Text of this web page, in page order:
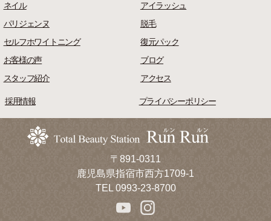
ネイル
アイラッシュ
パリジェンヌ
脱毛
セルフホワイトニング
復元パック
お客様の声
ブログ
スタッフ紹介
アクセス
採用情報 プライバシーポリシー
〒891-0311
鹿児島県指宿市西方1709-1
TEL 0993-23-8700